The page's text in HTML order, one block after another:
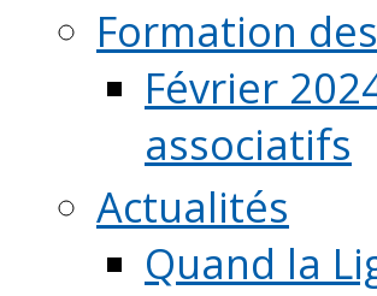
Formation
Février
associatifs
Actualités
Quand la